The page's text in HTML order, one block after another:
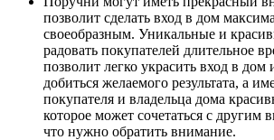
позволит сделать вход в дом
своеобразным. Уникальные и
радовать покупателей длительное
позволит легко украсить вход в
добиться желаемого результата, а
покупателя и владельца дома
которое может сочетаться с другим
что нужно обратить внимание.